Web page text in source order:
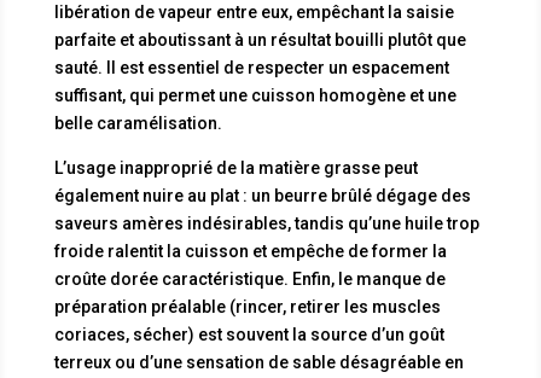
libération de vapeur entre eux, empêchant la saisie
parfaite et aboutissant à un résultat bouilli plutôt que
sauté. Il est essentiel de respecter un espacement
suffisant, qui permet une cuisson homogène et une
belle caramélisation.
L’usage inapproprié de la matière grasse peut
également nuire au plat : un beurre brûlé dégage des
saveurs amères indésirables, tandis qu’une huile trop
froide ralentit la cuisson et empêche de former la
croûte dorée caractéristique. Enfin, le manque de
préparation préalable (rincer, retirer les muscles
coriaces, sécher) est souvent la source d’un goût
terreux ou d’une sensation de sable désagréable en